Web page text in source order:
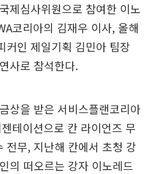
제심사위원으로 참여한 이노
코리아의 김재우 이사, 올해
커인 제일기획 김민아 팀장
사로 참석한다.
상을 받은 서비스플랜코리아
테이션으로 칸 라이언즈 무
전무, 지난해 칸에서 초청 강
의 떠오르는 강자 이노레드